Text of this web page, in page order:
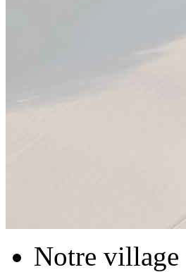
Notre village